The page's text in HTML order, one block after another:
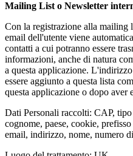
Mailing List o Newsletter
Con la registrazione alla
email dell'utente viene
contatti a cui potranno essere
informazioni, anche di natura
a questa applicazione.
essere aggiunto a questa lista
questa applicazione o dopo aver
Dati Personali raccolti: CAP,
cognome, paese, cookie,
email, indirizzo, nome, numero